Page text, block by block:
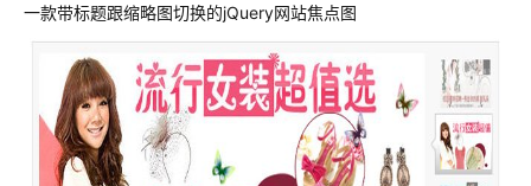
一款带标题跟缩略图切换的jQuery网站焦点图